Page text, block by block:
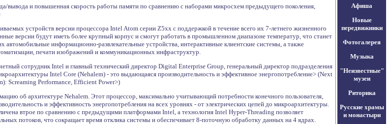
вывода и повышенная скорость работы памяти по сравнению с наборами микросхем предыдущего поколения,
устройств версии процессора Intel Atom серии Z5xx с поддержкой в течение всего их 7-летнего жизненного
версии будут иметь более крупный корпус и смогут работать в промышленном диапазоне температур, что станет
информационно-развлекательные устройства, интерактивные клиентские системы, а также
печати изображений и коммуникационных инфраструктур.
сотрудник Intel и главный технический директор Digital Enterprise Group, генеральный директор подразделения
Intel Core (Nehalem) - это выдающаяся производительность и эффективное энергопотребление> (Next
Screaming Performance, Efficient Power>)
об архитектуре Nehalem. Этот процессор, максимально учитывающий потребности конечного пользователя,
и эффективность энергопотребления на всех уровнях - от электрических цепей до микроархитектуры.
втрое по сравнению с предыдущими платформами Intel, а технология Intel Hyper-Threading позволяет
потоков, что сокращает время отклика системы и обеспечивает 8-поточную обработку данных на 4 ядрах.
Афиша
Новые
передвижники
Фотогалерея
Музыка
"Неизвестные"
музеи
Риторика
Русские храмы
и монастыри